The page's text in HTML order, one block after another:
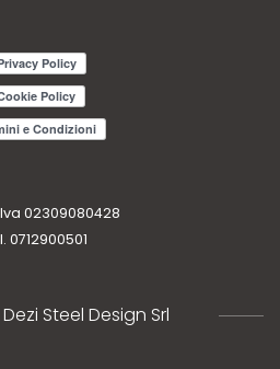
Steel Design Srl
02309080428
0712900501